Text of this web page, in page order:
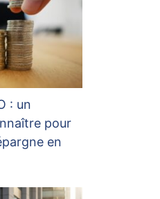
: un
pour
en